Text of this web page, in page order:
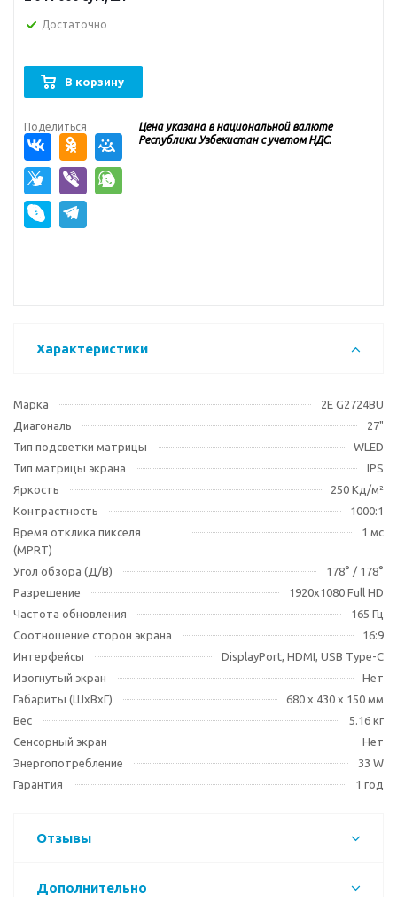
Достаточно
В корзину
Поделиться
Цена указана в национальной валюте
Республики Узбекистан с учетом НДС.
Характеристики
Марка
2E G2724BU
Диагональ
27"
Тип подсветки матрицы
WLED
Тип матрицы экрана
IPS
Яркость
250 Кд/м²
Контрастность
1000:1
Время отклика пикселя
(MPRT)
1 мс
Угол обзора (Д/В)
178° / 178°
Разрешение
1920x1080 Full HD
Частота обновления
165 Гц
Соотношение сторон экрана
16:9
Интерфейсы
DisplayPort, HDMI, USB Type-C
Изогнутый экран
Нет
Габариты (ШхВхГ)
680 х 430 х 150 мм
Вес
5.16 кг
Сенсорный экран
Нет
Энергопотребление
33 W
Гарантия
1 год
Отзывы
Дополнительно